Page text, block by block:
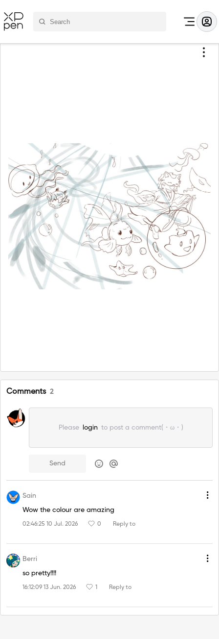
Comments 2
Pleaselogin to post a comment(・ω・)
Send
Sain
Wow the colour are amazing
02:46:25 10 Jul. 2026 0 Reply to
Berri
so pretty!!!!
16:12:09 13 Jun. 2026 1 Reply to